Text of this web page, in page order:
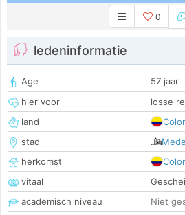
0
ledeninformatie
Age
57 jaar
hier voor
losse
land
stad
herkomst
vitaal
academisch niveau
Niet